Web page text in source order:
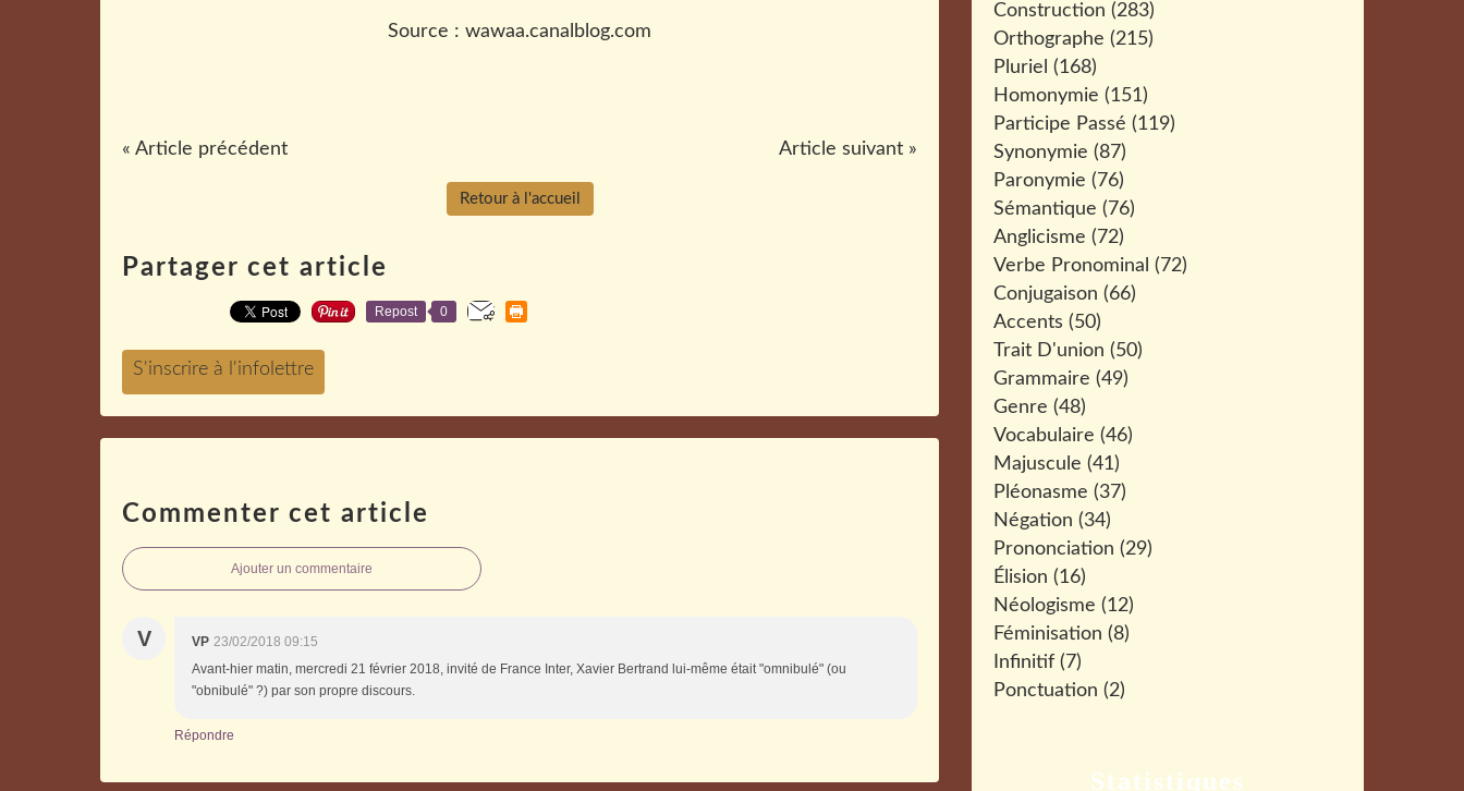
Source : wawaa.canalblog.com
« Article précédent Article suivant »
Retour à l'accueil
Partager cet article
Repost 0
Commenter cet article
Ajouter un commentaire
V VP 23/02/2018 09:15
Avant-hier matin, mercredi 21 février 2018, invité de France Inter, Xavier Bertrand lui-même était "omnibulé" (ou
"obnibulé" ?) par son propre discours.
Répondre
Construction (283)
Orthographe (215)
Pluriel (168)
Homonymie (151)
Participe Passé (119)
Synonymie (87)
Paronymie (76)
Sémantique (76)
Anglicisme (72)
Verbe Pronominal (72)
Conjugaison (66)
Accents (50)
Trait D'union (50)
Grammaire (49)
Genre (48)
Vocabulaire (46)
Majuscule (41)
Pléonasme (37)
Négation (34)
Prononciation (29)
Élision (16)
Néologisme (12)
Féminisation (8)
Infinitif (7)
Ponctuation (2)
Statistiques